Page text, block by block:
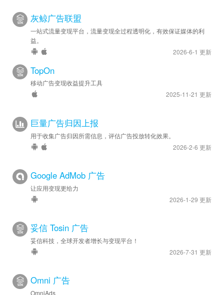
灰鲸广告联盟
一站式流量变现平台，流量变现全过程透明化，有效保证媒体的利
益。
2026-6-1 更新
TopOn
移动广告变现收益提升工具
2025-11-21 更新
巨量广告归因上报
用于收集广告归因所需信息，评估广告投放转化效果。
2026-2-6 更新
Google AdMob 广告
让应用变现更给力
2026-1-29 更新
妥信 Tosin 广告
妥信科技，全球开发者增长与变现平台！
2026-7-31 更新
Omni 广告
OmniAds